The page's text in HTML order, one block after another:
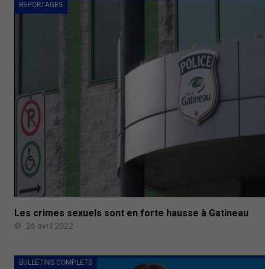
REPORTAGES
Les crimes sexuels sont en forte hausse à Gatineau
26 avril 2022
BULLETINS COMPLETS